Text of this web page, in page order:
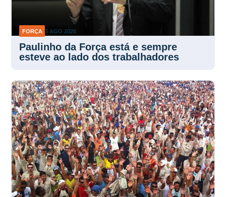
FORÇA 3 AGO 2026
Paulinho da Força está e sempre
esteve ao lado dos trabalhadores